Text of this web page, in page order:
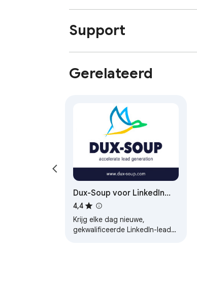
Support
Gerelateerd
Dux-Soup voor LinkedIn
Automation
4,4
Krijg elke dag nieuwe,
gekwalificeerde LinkedIn-leads